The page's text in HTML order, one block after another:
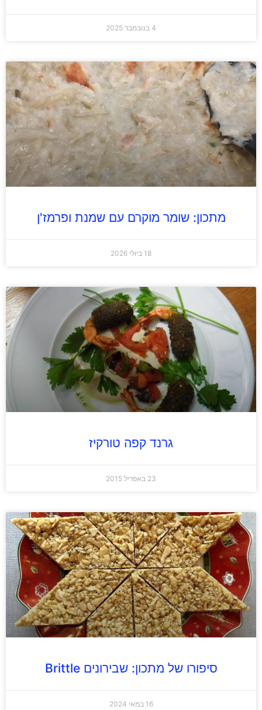
4 בנובמבר 2025
מתכון: שומר מוקרם עם שמנת ופרמז'ן
18 ביולי 2026
גרנד קפה טורקיז
23 באפריל 2015
סיפורו של מתכון: שבירונים Brittle
16 במאי 2024